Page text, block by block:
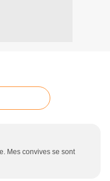
Mes convives se sont